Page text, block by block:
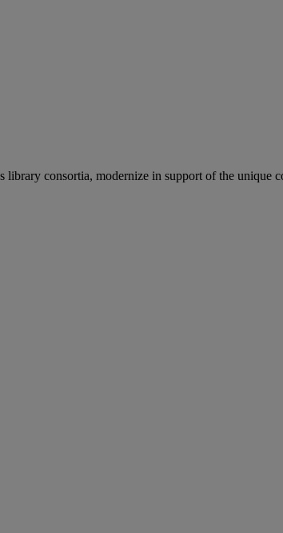
consortia, modernize in support of the unique